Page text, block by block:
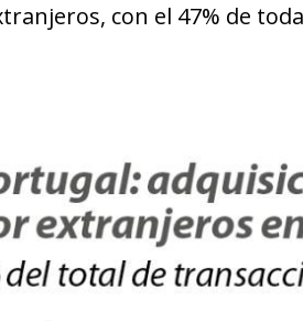
con el 47% de